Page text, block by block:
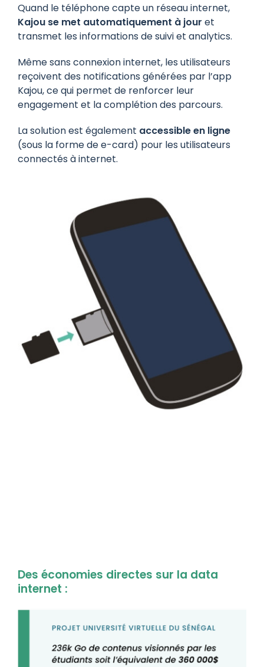
Quand le téléphone capte un réseau internet,
Kajou se met automatiquement à jour et
transmet les informations de suivi et analytics.
Même sans connexion internet, les utilisateurs
reçoivent des notifications générées par l’app
Kajou, ce qui permet de renforcer leur
engagement et la complétion des parcours.
La solution est également accessible en ligne
(sous la forme de e-card) pour les utilisateurs
connectés à internet.
Des économies directes sur la data
internet :